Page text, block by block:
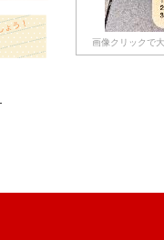
画像クリックで